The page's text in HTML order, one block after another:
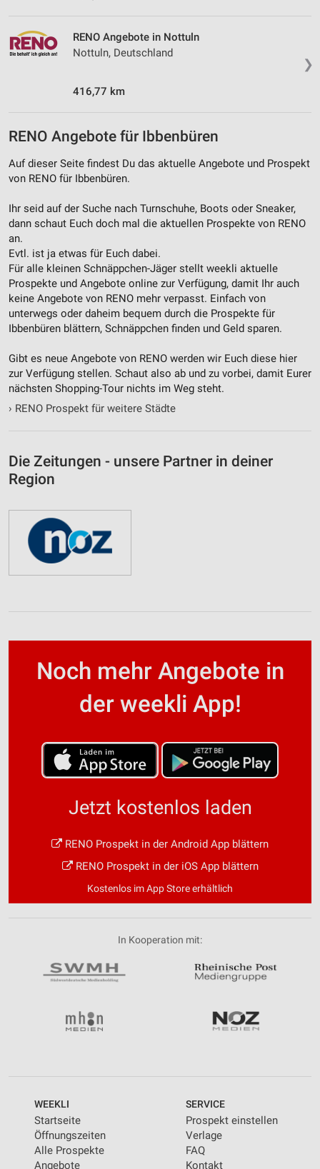
❯
RENO Angebote in Nottuln
Nottuln, Deutschland
416,77 km
RENO Angebote für Ibbenbüren
Auf dieser Seite findest Du das aktuelle Angebote und Prospekt
von RENO für Ibbenbüren.
Ihr seid auf der Suche nach Turnschuhe, Boots oder Sneaker,
dann schaut Euch doch mal die aktuellen Prospekte von RENO
an.
Evtl. ist ja etwas für Euch dabei.
Für alle kleinen Schnäppchen-Jäger stellt weekli aktuelle
Prospekte und Angebote online zur Verfügung, damit Ihr auch
keine Angebote von RENO mehr verpasst. Einfach von
unterwegs oder daheim bequem durch die Prospekte für
Ibbenbüren blättern, Schnäppchen finden und Geld sparen.
Gibt es neue Angebote von RENO werden wir Euch diese hier
zur Verfügung stellen. Schaut also ab und zu vorbei, damit Eurer
nächsten Shopping-Tour nichts im Weg steht.
› RENO Prospekt für weitere Städte
Die Zeitungen - unsere Partner in deiner
Region
Noch mehr Angebote in
der weekli App!
Jetzt kostenlos laden
RENO Prospekt in der Android App blättern
RENO Prospekt in der iOS App blättern
Kostenlos im App Store erhältlich
In Kooperation mit:
WEEKLI
Startseite
Öffnungszeiten
Alle Prospekte
Angebote
SERVICE
Prospekt einstellen
Verlage
FAQ
Kontakt
Verwendung von Profilen zur Auswahl
personalisierter Inhalte
Messung der Werbeleistung
Kombinationen von Daten aus verschiedenen
Quellen
Entwicklung und Verbesserung der Angebote
Verwendung reduzierter Daten zur Auswahl von
IAB-Besonderheiten:
Verwendung genauer Standortdaten
Geräte anhand von aktiv angeforderten
Informationen identifizieren
Nicht-IAB-Verarbeitungszwecke:
Notwendig
Performance
Werbung